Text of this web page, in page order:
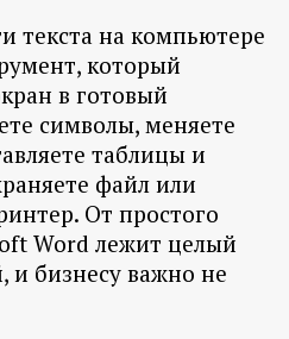
текста на компьютере
который
в готовый
символы, меняете
таблицы и
файл или
От простого
Word лежит целый
и бизнесу важно не